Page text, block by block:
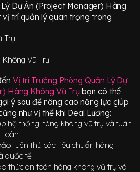
Dự Án (Project Manager) Hàng
vị tríquản lý quan trọng trong
Trụ
Vũ Trụ
Vị trí Trưởng Phòng Quản Lý Dự
Hàng Không Vũ Trụ bạn có thể
ý sau để nâng cao năng lực giúp
như vị thế khi Deal Lương:
hệ thống hàng không vũ trụ và tuân
toàn
tuân thủ các tiêu chuẩn hàng
quốc tế
thức an toàn hàng không vũ trụ và